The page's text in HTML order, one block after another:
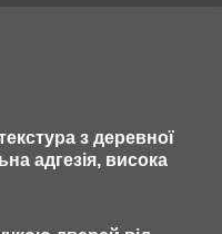
з деревної
адгезія, висока